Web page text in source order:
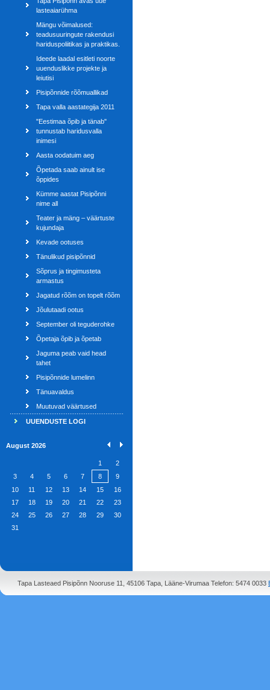
lasteaiarühma
Mängu võimalused:
teadusuuringute rakendusi
hariduspoliitikas ja praktikas.
Ideede laadal esitleti noorte
uuenduslikke projekte ja
leiutisi
Pisipõnnide rõõmuallikad
Tapa valla aastategija 2011
"Eestimaa õpib ja tänab"
tunnustab haridusvalla
inimesi
Aasta oodatuim aeg
Õpetada saab ainult ise
õppides
Kümme aastat Pisipõnni
nime all
Teater ja mäng – väärtuste
kujundaja
Kevade ootuses
Tänulikud pisipõnnid
Sõprus ja tingimusteta
armastus
Jagatud rõõm on topelt rõõm
Jõulutaadi ootus
September oli teguderohke
Õpetaja õpib ja õpetab
Jaguma peab vaid head
tahet
Pisipõnnide lumelinn
Tänuavaldus
Muutuvad väärtused
UUENDUSTE LOGI
August 2026
1
2
3
4 5 6 7 8
9
10
11 12 13 14 15
16
17
18 19 20 21 22
23
24
25 26 27 28 29
30
31
Tapa Lasteaed Pisipõnn Nooruse 11, 45106 Tapa, Lääne-Virumaa Telefon: 5474 0033